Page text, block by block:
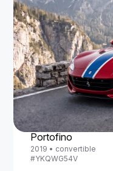
Ferrari
Portofino
2019 • convertible
#YKQWG54V